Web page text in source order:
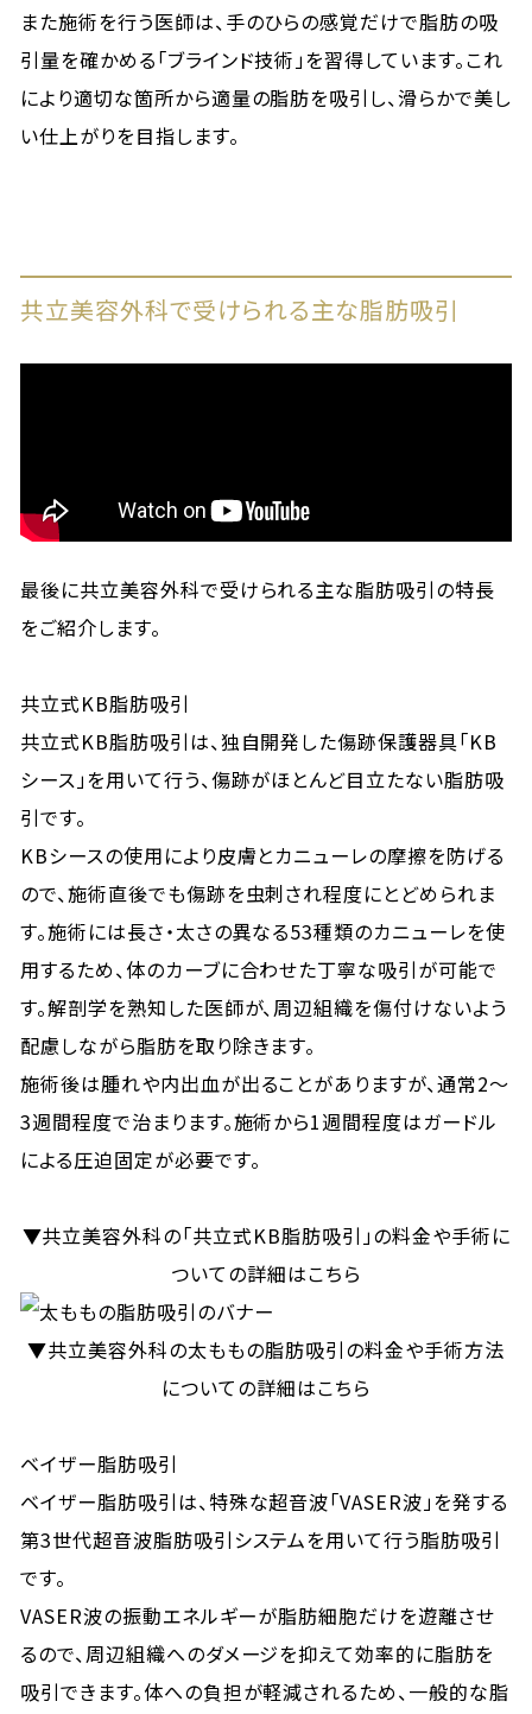
また施術を行う医師は、手のひらの感覚だけで脂肪の吸
引量を確かめる「ブラインド技術」を習得しています。これ
により適切な箇所から適量の脂肪を吸引し、滑らかで美し
い仕上がりを目指します。
共立美容外科で受けられる主な脂肪吸引
最後に共立美容外科で受けられる主な脂肪吸引の特長
をご紹介します。
共立式KB脂肪吸引
共立式KB脂肪吸引は、独自開発した傷跡保護器具「KB
シース」を用いて行う、傷跡がほとんど目立たない脂肪吸
引です。
KBシースの使用により皮膚とカニューレの摩擦を防げる
ので、施術直後でも傷跡を虫刺され程度にとどめられま
す。施術には長さ・太さの異なる53種類のカニューレを使
用するため、体のカーブに合わせた丁寧な吸引が可能で
す。解剖学を熟知した医師が、周辺組織を傷付けないよう
配慮しながら脂肪を取り除きます。
施術後は腫れや内出血が出ることがありますが、通常2〜
3週間程度で治まります。施術から1週間程度はガードル
による圧迫固定が必要です。
▼共立美容外科の「共立式KB脂肪吸引」の料金や手術に
ついての詳細はこちら
▼共立美容外科の太ももの脂肪吸引の料金や手術方法
についての詳細はこちら
ベイザー脂肪吸引
ベイザー脂肪吸引は、特殊な超音波「VASER波」を発する
第3世代超音波脂肪吸引システムを用いて行う脂肪吸引
です。
VASER波の振動エネルギーが脂肪細胞だけを遊離させ
るので、周辺組織へのダメージを抑えて効率的に脂肪を
吸引できます。体への負担が軽減されるため、一般的な脂